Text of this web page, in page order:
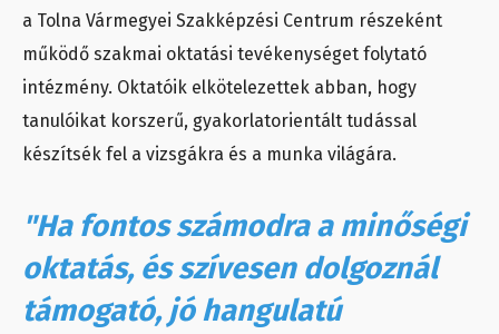
a Tolna Vármegyei Szakképzési Centrum részeként
működő szakmai oktatási tevékenységet folytató
intézmény. Oktatóik elkötelezettek abban, hogy
tanulóikat korszerű, gyakorlatorientált tudással
készítsék fel a vizsgákra és a munka világára.
"Ha fontos számodra a minőségi
oktatás, és szívesen dolgoznál
támogató, jó hangulatú